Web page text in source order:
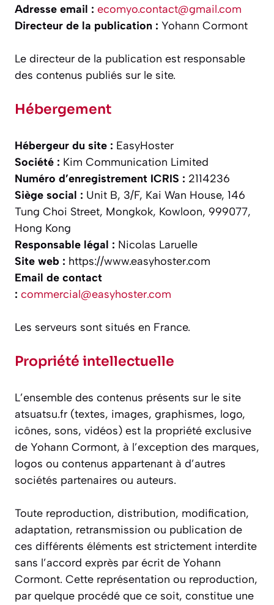
Adresse email : ecomyo.contact@gmail.com
Directeur de la publication : Yohann Cormont
Le directeur de la publication est responsable
des contenus publiés sur le site.​
Hébergement
Hébergeur du site : EasyHoster
Société : Kim Communication Limited
Numéro d’enregistrement ICRIS : 2114236
Siège social : Unit B, 3/F, Kai Wan House, 146
Tung Choi Street, Mongkok, Kowloon, 999077,
Hong Kong
Responsable légal : Nicolas Laruelle
Site web : https://www.easyhoster.com
Email de contact
: commercial@easyhoster.com
Les serveurs sont situés en France.​
Propriété intellectuelle
L’ensemble des contenus présents sur le site
atsuatsu.fr (textes, images, graphismes, logo,
icônes, sons, vidéos) est la propriété exclusive
de Yohann Cormont, à l’exception des marques,
logos ou contenus appartenant à d’autres
sociétés partenaires ou auteurs.​
Toute reproduction, distribution, modification,
adaptation, retransmission ou publication de
ces différents éléments est strictement interdite
sans l’accord exprès par écrit de Yohann
Cormont. Cette représentation ou reproduction,
par quelque procédé que ce soit, constitue une